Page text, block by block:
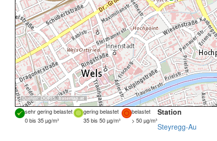
Quellen: DORIS, basemap.at
sehr gering belastet gering belastet
belastet
0 bis 35 µg/m³
35 bis 50 µg/m³ > 50 µg/m³
Station
Steyregg-Au